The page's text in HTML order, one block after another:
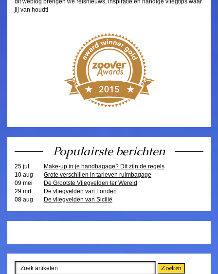
dit weblog brengen we reisnieuws, inspiratie en handige vliegtips waar
jij van houdt!
Populairste berichten
25 jul
Make-up in je handbagage? Dit zijn de regels
10 aug
Grote verschillen in tarieven ruimbagage
09 mei
De Grootste Vliegvelden ter Wereld
29 mrt
De vliegvelden van Londen
08 aug
De vliegvelden van Sicilië